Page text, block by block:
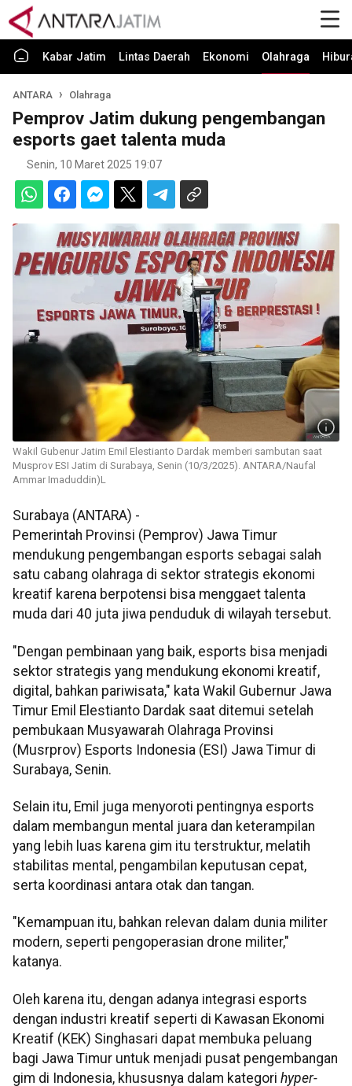
Kabar Jatim Lintas Daerah Ekonomi Olahraga
ANTARA Olahraga
Pemprov Jatim dukung pengembangan
esports gaet talenta muda
Senin, 10 Maret 2025 19:07
Wakil Gubenur Jatim Emil Elestianto Dardak memberi sambutan saat
Musprov ESI Jatim di Surabaya, Senin (10/3/2025). ANTARA/Naufal
Ammar Imaduddin)L
Surabaya (ANTARA) -
Pemerintah Provinsi (Pemprov) Jawa Timur
mendukung pengembangan esports sebagai salah
satu cabang olahraga di sektor strategis ekonomi
kreatif karena berpotensi bisa menggaet talenta
muda dari 40 juta jiwa penduduk di wilayah tersebut.
"Dengan pembinaan yang baik, esports bisa menjadi
sektor strategis yang mendukung ekonomi kreatif,
digital, bahkan pariwisata," kata Wakil Gubernur Jawa
Timur Emil Elestianto Dardak saat ditemui setelah
pembukaan Musyawarah Olahraga Provinsi
(Musrprov) Esports Indonesia (ESI) Jawa Timur di
Surabaya, Senin.
Selain itu, Emil juga menyoroti pentingnya esports
dalam membangun mental juara dan keterampilan
yang lebih luas karena gim itu terstruktur, melatih
stabilitas mental, pengambilan keputusan cepat,
serta koordinasi antara otak dan tangan.
"Kemampuan itu, bahkan relevan dalam dunia militer
modern, seperti pengoperasian drone militer,"
katanya.
Oleh karena itu, dengan adanya integrasi esports
dengan industri kreatif seperti di Kawasan Ekonomi
Kreatif (KEK) Singhasari dapat membuka peluang
bagi Jawa Timur untuk menjadi pusat pengembangan
gim di Indonesia, khususnya dalam kategori hyper-